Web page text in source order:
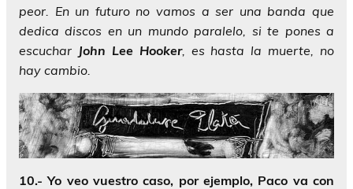
peor. En un futuro no vamos a ser una banda que
dedica discos en un mundo paralelo, si te pones a
escuchar John Lee Hooker, es hasta la muerte, no
hay cambio.
10.- Yo veo vuestro caso, por ejemplo, Paco va con